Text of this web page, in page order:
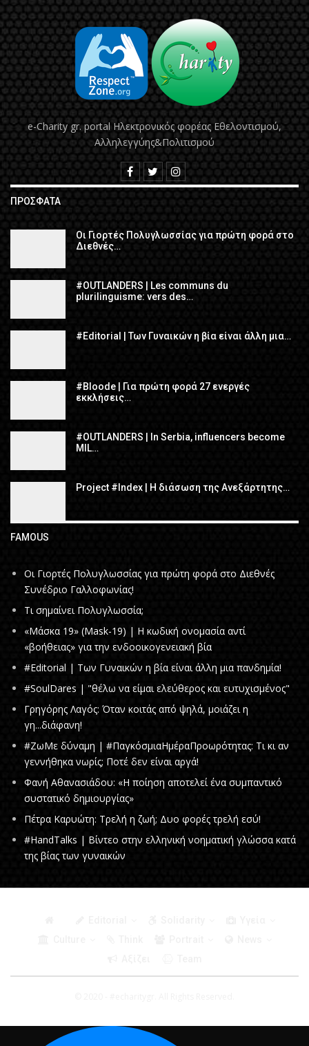
e-Charity gr. portal Hλεκτρονικός φορέας Εθελοντισμού,
Αλληλεγγύης&Πολιτισμού
ΠΡΌΣΦΑΤΑ
Οι Γιορτές Πολυγλωσσίας για πρώτη φορά στο
Διεθνές…
#OUTLANDERS | Les communs du
plurilinguisme: vers des…
#Editorial | Των Γυναικών η βία είναι άλλη μια…
#Bloode | Για πρώτη φορά 27 ενεργές
εκκλήσεις…
#OUTLANDERS | In Serbia, influencers become
MIL…
Project #Index | Η διάσωση της Ανεξάρτητης…
FAMOUS
Οι Γιορτές Πολυγλωσσίας για πρώτη φορά στο Διεθνές
Συνέδριο Γαλλοφωνίας!
Τι σημαίνει Πολυγλωσσία;
«Μάσκα 19» (Mask-19) | Η κωδική ονομασία αντί
«βοήθειας» για την ενδοοικογενειακή βία
#Editorial | Των Γυναικών η βία είναι άλλη μια πανδημία!
#SoulDares | "θέλω να είμαι ελεύθερος και ευτυχισμένος"
Γρηγόρης Λαγός: Όταν κοιτάς από ψηλά, μοιάζει η
γη...διάφανη!
#ΖωΜε δύναμη | #ΠαγκόσμιαΗμέραΠροωρότητας: Τι κι αν
γεννήθηκα νωρίς; Ποτέ δεν είναι αργά!
Φανή Αθανασιάδου: «Η ποίηση αποτελεί ένα συμπαντικό
συστατικό δημιουργίας»
Πέτρα Καρυώτη: Τρελή η ζωή; Δυο φορές τρελή εσύ!
#HandTalks | Βίντεο στην ελληνική νοηματική γλώσσα κατά
της βίας των γυναικών